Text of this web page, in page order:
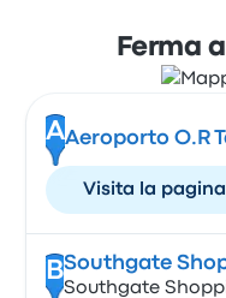
Ferma
AAeroporto O.R
Visita la pagina
BSouthgate
Southgate